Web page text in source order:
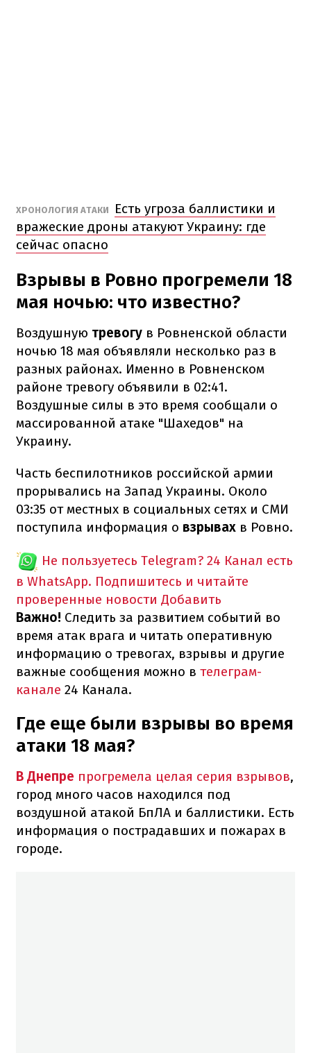
ХРОНОЛОГИЯ АТАКИ
Есть угроза баллистики и
вражеские дроны атакуют Украину: где
сейчас опасно
Взрывы в Ровно прогремели 18
мая ночью: что известно?
Воздушную тревогу в Ровненской области
ночью 18 мая объявляли несколько раз в
разных районах. Именно в Ровненском
районе тревогу объявили в 02:41.
Воздушные силы в это время сообщали о
массированной атаке "Шахедов" на
Украину.
Часть беспилотников российской армии
прорывались на Запад Украины. Около
03:35 от местных в социальных сетях и СМИ
поступила информация о взрывах в Ровно.
Не пользуетесь Telegram? 24 Канал есть
в WhatsApp. Подпишитесь и читайте
проверенные новости Добавить
Важно! Следить за развитием событий во
время атак врага и читать оперативную
информацию о тревогах, взрывы и другие
важные сообщения можно в телеграм-
канале 24 Канала.
Где еще были взрывы во время
атаки 18 мая?
В Днепре прогремела целая серия взрывов,
город много часов находился под
воздушной атакой БпЛА и баллистики. Есть
информация о пострадавших и пожарах в
городе.